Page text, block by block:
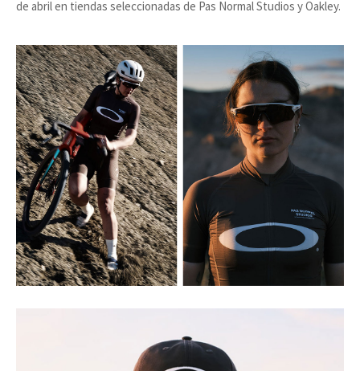
de abril en tiendas seleccionadas de Pas Normal Studios y Oakley.